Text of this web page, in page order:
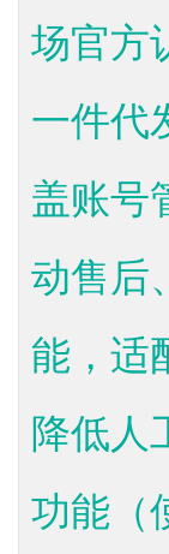
场官方
一件代
盖账号
动售后
能，适
降低人
功能（